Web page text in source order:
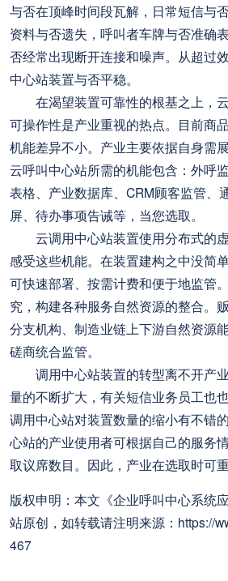
与否在顶峰时间段瓦解，日常短信与
资料与否遗失，呼叫者车牌与否准确
否经常出现断开连接和噪声。从超过
中心站装置与否平稳。
在渴望装置可靠性的根基之上，
可操作性是产业重视的热点。目前商
机能差异不小。产业主要依据自身需
云呼叫中心站所需的机能包含：外呼
表格、产业数据库、CRM顾客监管、
屏、待办事项告诫等，当您选取。
云调用中心站装置使用分布式的
感受这些机能。在装置建构之中没简
可快速部署、按需计费和便于地监管
究，构建各种服务自然资源的整合。
分支机构、制造业链上下游自然资源
磋商统合监管。
调用中心站装置的转型离不开产
量的不断扩大，有关短信业务员工也
调用中心站对装置数量的缩小有不错
心站的产业使用者可根据自己的服务
取议席数目。因此，产业在选取时可
版权申明：本文《企业呼叫中心系统
站原创，如转载请注明来源：https://
467